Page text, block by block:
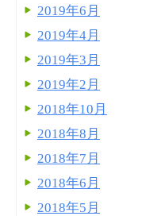
2019年6月
2019年4月
2019年3月
2019年2月
2018年10月
2018年8月
2018年7月
2018年6月
2018年5月